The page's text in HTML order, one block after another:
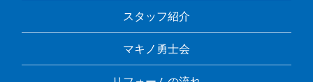
スタッフ紹介
マキノ勇士会